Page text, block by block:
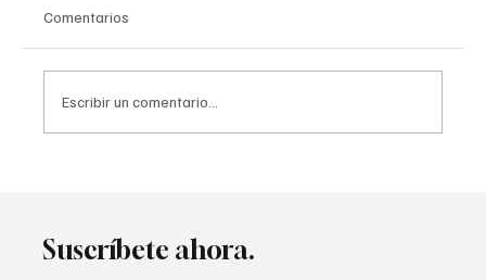
Comentarios
Escribir un comentario...
Suscríbete ahora.